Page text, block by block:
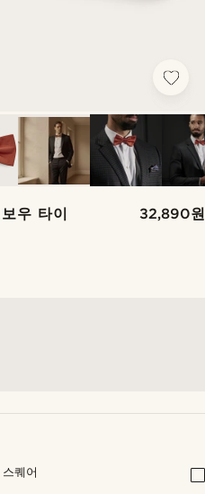
우 타이 32,890원
퀘어